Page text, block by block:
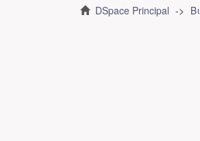
DSpace Principal